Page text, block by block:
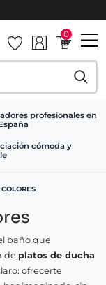
0
profesionales en
cómoda y
baño que
de platos de ducha
ofrecerte